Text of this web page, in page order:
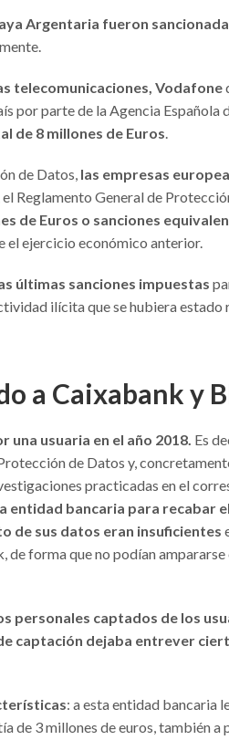
Argentaria fueron
telecomunicaciones, Vodafone
por parte de la Agencia Española
de 8 millones de Euros.
de Datos, las empresas
el Reglamento General de
de Euros o sanciones
el ejercicio económico anterior.
últimas sanciones impuestas
ilícita que se hubiera
a Caixabank y
una usuaria en el año 2018. Es
de Datos y,
practicadas en el
entidad bancaria para recabar
de sus datos eran insuficientes
forma que no podían ampararse
personales captados de los
captación dejaba entrever
: a esta entidad bancaria
de 3 millones de euros, también